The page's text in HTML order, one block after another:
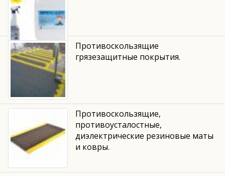
Противоскользящие
грязезащитные покрытия.
Противоскользящие,
противоусталостные,
диэлектрические резиновые маты
и ковры.